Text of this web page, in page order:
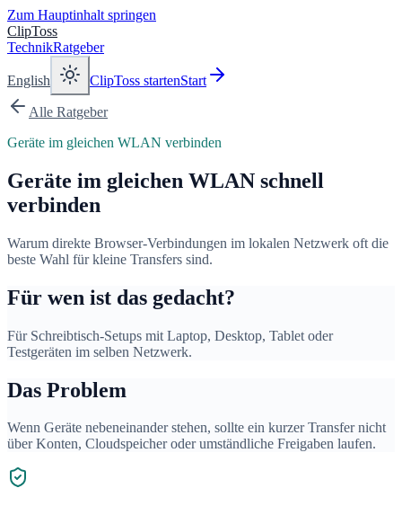
Zum Hauptinhalt springen
ClipToss
TechnikRatgeber
English ClipToss startenStart
Alle Ratgeber
Geräte im gleichen WLAN verbinden
Geräte im gleichen WLAN schnell
verbinden
Warum direkte Browser-Verbindungen im lokalen Netzwerk oft die
beste Wahl für kleine Transfers sind.
Für wen ist das gedacht?
Für Schreibtisch-Setups mit Laptop, Desktop, Tablet oder
Testgeräten im selben Netzwerk.
Das Problem
Wenn Geräte nebeneinander stehen, sollte ein kurzer Transfer nicht
über Konten, Cloudspeicher oder umständliche Freigaben laufen.